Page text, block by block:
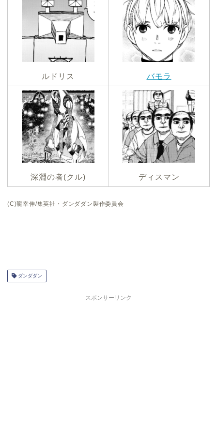
ルドリス バモラ
深淵の者(クル) ディスマン
(C)龍幸伸/集英社・ダンダダン製作委員会
ダンダダン
スポンサーリンク